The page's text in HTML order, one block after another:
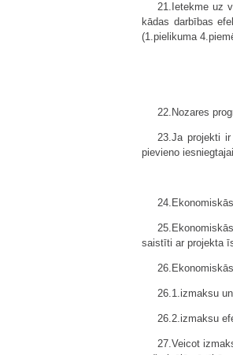
21.Ietekme uz
kādas darbības
(1.pielikuma
22.Nozares
23.Ja projekti
pievieno
saistīti ar projekta
26.1.izmaksu
26.2.izmaksu
27.Veicot